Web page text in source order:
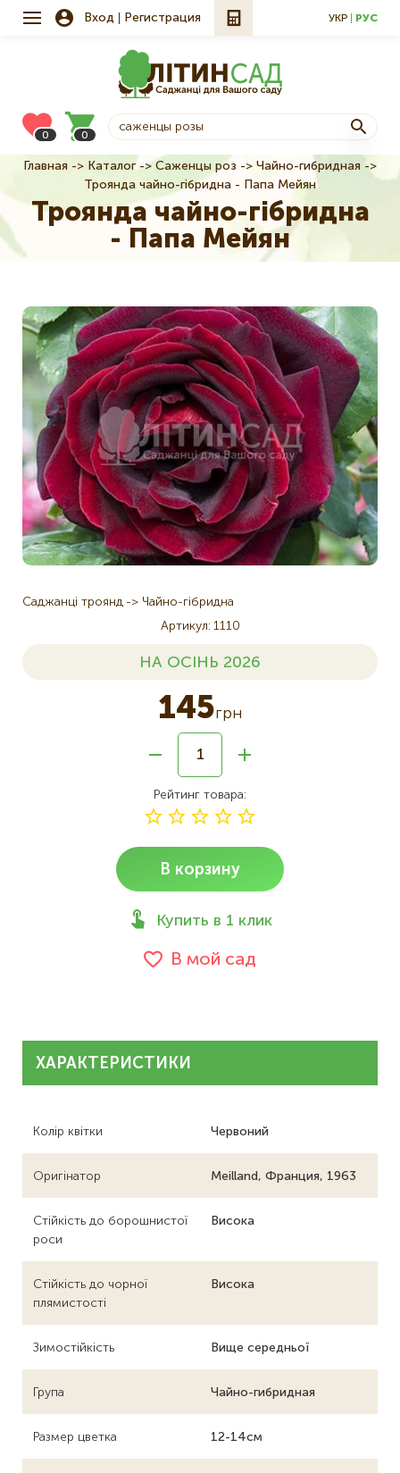
Вход Регистрация УКР РУС
0 0
Строка
навигации
Главная Каталог Саженцы роз
Чайно-гибридная
Троянда чайно-гібридна - Папа Мейян
Троянда чайно-гібридна
- Папа Мейян
Саджанці троянд
Чайно-гібридна
Артикул 1110
НА ОСІНЬ 2026
145грн
Рейтинг товара
В корзину
Купить в 1 клик
В мой сад
ХАРАКТЕРИСТИКИ
Колір квітки Червоний
Оригінатор Meilland, Франция, 1963
Стійкість до борошнистої
роси
Висока
Стійкість до чорної
плямистості
Висока
Зимостійкість Вище середньої
Група Чайно-гибридная
Размер цветка 12-14см